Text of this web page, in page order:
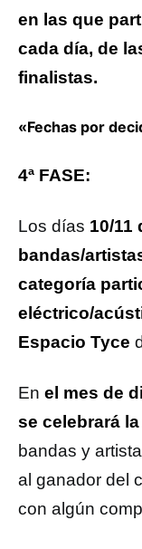
en las que
cada día, de
finalistas.
«Fechas por
4ª FASE:
Los días 10/11
bandas/
categoría
eléctrico/
Espacio Tyce
En el mes de
se celebrará
bandas y
al ganador del
con algún